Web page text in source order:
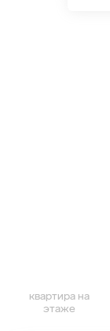
квартира на
этаже